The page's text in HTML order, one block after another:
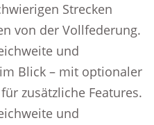
Strecken
von der Vollfederung.
und
Blick – mit optionaler
zusätzliche Features.
und